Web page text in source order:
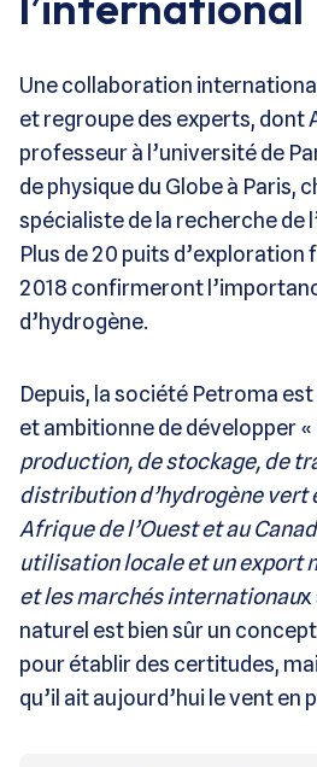
Une collaboration
et regroupe des experts, dont
professeur à l’université de
de physique du Globe à Paris,
spécialiste de la recherche de
Plus de 20 puits d’exploration
2018 confirmeront
d’hydrogène.
Depuis, la société Petroma
et ambitionne de développer «
production, de stockage, de
distribution d’hydrogène vert
Afrique de l’Ouest et au
utilisation locale et un export
et les marchés internationaux
naturel est bien sûr un
pour établir des certitudes,
qu’il ait aujourd’hui le vent en